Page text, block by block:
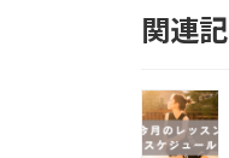
関連